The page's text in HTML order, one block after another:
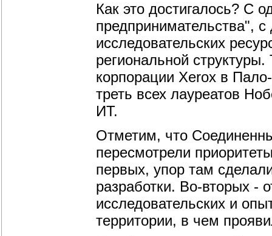
Как это достигалось? С
предпринимательства",
исследовательских
региональной
корпорации Xerox в
треть всех лауреатов
ИТ.
Отметим, что
пересмотрели
первых, упор там
разработки. Во-вторых -
исследовательских и
территории, в чем